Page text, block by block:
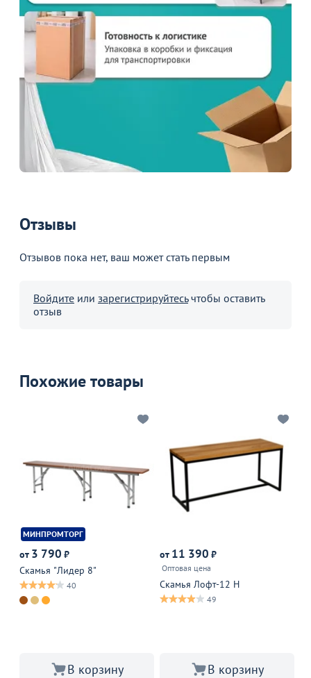
Отзывы
Отзывов пока нет, ваш может стать первым
Войдите или зарегистрируйтесьчтобы оставить
отзыв
Похожие товары
МИНПРОМТОРГ
от 3 790 ₽
Скамья "Лидер 8"
40
В корзину
от 11 390 ₽
Оптовая цена
Скамья Лофт-12 Н
49
В корзину